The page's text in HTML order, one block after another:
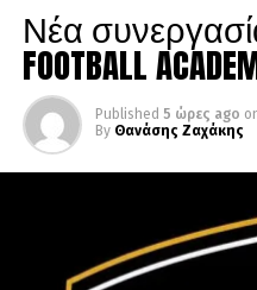
Νέα
FOOTBALL
Published 5 ώρες ago
By Θανάσης Ζαχάκης